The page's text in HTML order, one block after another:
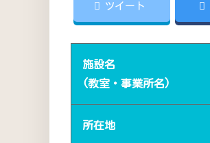
ツイート
施設名
(教室・事業所名)
所在地